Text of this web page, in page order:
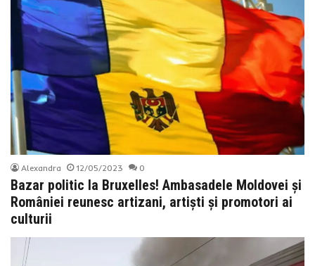
Alexandra 12/05/2023 0
Bazar politic la Bruxelles! Ambasadele Moldovei și
României reunesc artizani, artiști și promotori ai
culturii